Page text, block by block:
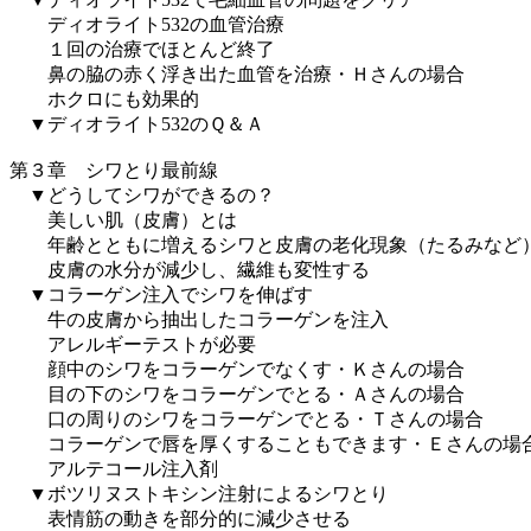
ディオライト532の血管治療
１回の治療でほとんど終了
鼻の脇の赤く浮き出た血管を治療・Ｈさんの場合
ホクロにも効果的
▼ディオライト532のＱ＆Ａ
第３章 シワとり最前線
▼どうしてシワができるの？
美しい肌（皮膚）とは
年齢とともに増えるシワと皮膚の老化現象（たるみなど
皮膚の水分が減少し、繊維も変性する
▼コラーゲン注入でシワを伸ばす
牛の皮膚から抽出したコラーゲンを注入
アレルギーテストが必要
顔中のシワをコラーゲンでなくす・Ｋさんの場合
目の下のシワをコラーゲンでとる・Ａさんの場合
口の周りのシワをコラーゲンでとる・Ｔさんの場合
コラーゲンで唇を厚くすることもできます・Ｅさんの場
アルテコール注入剤
▼ボツリヌストキシン注射によるシワとり
表情筋の動きを部分的に減少させる